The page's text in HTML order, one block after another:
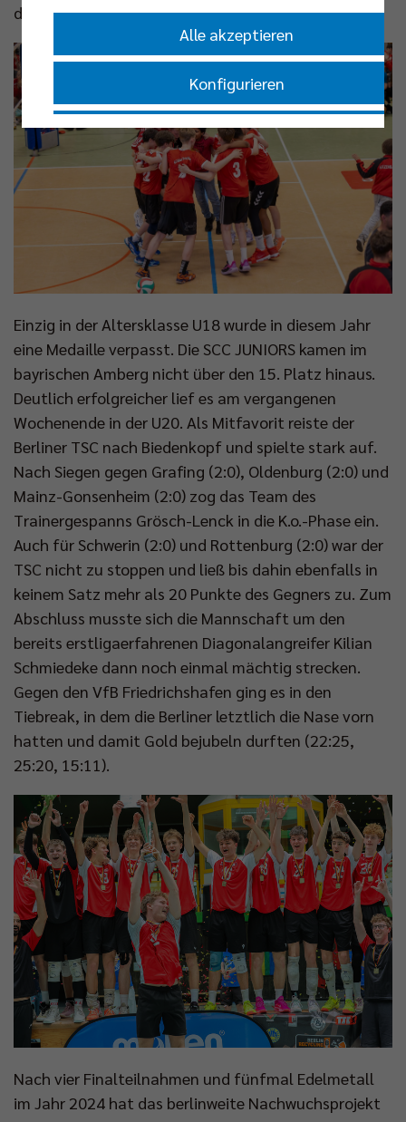
der Jubel über Gold.
Einzig in der Altersklasse U18 wurde in diesem Jahr
eine Medaille verpasst. Die SCC JUNIORS kamen im
bayrischen Amberg nicht über den 15. Platz hinaus.
Deutlich erfolgreicher lief es am vergangenen
Wochenende in der U20. Als Mitfavorit reiste der
Berliner TSC nach Biedenkopf und spielte stark auf.
Nach Siegen gegen Grafing (2:0), Oldenburg (2:0) und
Mainz-Gonsenheim (2:0) zog das Team des
Trainergespanns Grösch-Lenck in die K.o.-Phase ein.
Auch für Schwerin (2:0) und Rottenburg (2:0) war der
TSC nicht zu stoppen und ließ bis dahin ebenfalls in
keinem Satz mehr als 20 Punkte des Gegners zu. Zum
Abschluss musste sich die Mannschaft um den
bereits erstligaerfahrenen Diagonalangreifer Kilian
Schmiedeke dann noch einmal mächtig strecken.
Gegen den VfB Friedrichshafen ging es in den
Tiebreak, in dem die Berliner letztlich die Nase vorn
hatten und damit Gold bejubeln durften (22:25,
25:20, 15:11).
Nach vier Finalteilnahmen und fünfmal Edelmetall
im Jahr 2024 hat das berlinweite Nachwuchsprojekt
Alle akzeptieren
Konfigurieren
Nur essenzielle Cookies akzeptieren
Impressum | Datenschutzerklärung